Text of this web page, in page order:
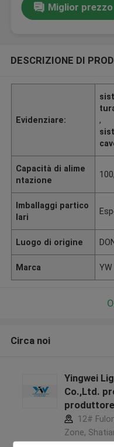
Miglior prezzo
DESCRIZIONE DI
Evidenziare:
,
Capacità di alime
ntazione
Imballaggi partico
lari
Luogo di origine
Marca YW
Circa noi
Yingwei
Co.,Ltd.
produttore
12#
Zone,